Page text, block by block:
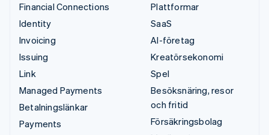
Financial Connections
Identity
Invoicing
Issuing
Link
Managed Payments
Betalningslänkar
Payments
Plattformar
SaaS
AI-företag
Kreatörsekonomi
Spel
Besöksnäring, resor
och fritid
Försäkringsbolag